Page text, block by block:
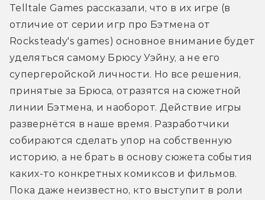
Telltale Games рассказали, что в их игре (в
отличие от серии игр про Бэтмена от
Rocksteady's games) основное внимание будет
уделяться самому Брюсу Уэйну, а не его
супергеройской личности. Но все решения,
принятые за Брюса, отразятся на сюжетной
линии Бэтмена, и наоборот. Действие игры
развернётся в наше время. Разработчики
собираются сделать упор на собственную
историю, а не брать в основу сюжета события
каких-то конкретных комиксов и фильмов.
Пока даже неизвестно, кто выступит в роли